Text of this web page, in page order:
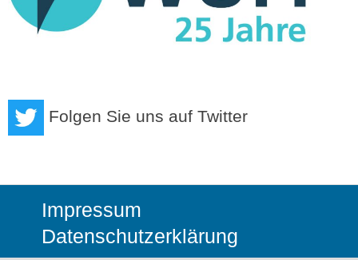
Folgen Sie uns auf Twitter
Impressum
Datenschutzerklärung